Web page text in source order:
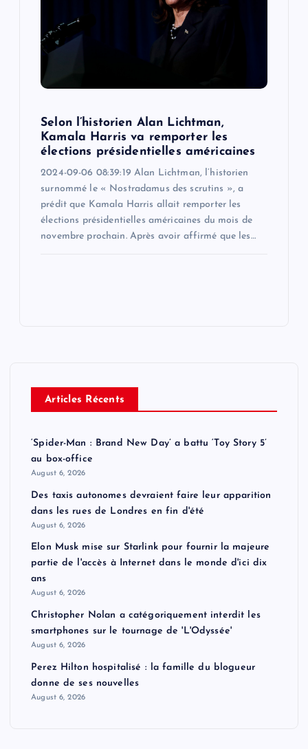
Selon l’historien Alan Lichtman,
Kamala Harris va remporter les
élections présidentielles américaines
2024-09-06 08:39:19 Alan Lichtman, l’historien
surnommé le « Nostradamus des scrutins », a
prédit que Kamala Harris allait remporter les
élections présidentielles américaines du mois de
novembre prochain. Après avoir affirmé que les…
Articles Récents
‘Spider-Man : Brand New Day’ a battu ‘Toy Story 5’
au box-office
August 6, 2026
Des taxis autonomes devraient faire leur apparition
dans les rues de Londres en fin d'été
August 6, 2026
Elon Musk mise sur Starlink pour fournir la majeure
partie de l'accès à Internet dans le monde d'ici dix
ans
August 6, 2026
Christopher Nolan a catégoriquement interdit les
smartphones sur le tournage de 'L'Odyssée'
August 6, 2026
Perez Hilton hospitalisé : la famille du blogueur
donne de ses nouvelles
August 6, 2026